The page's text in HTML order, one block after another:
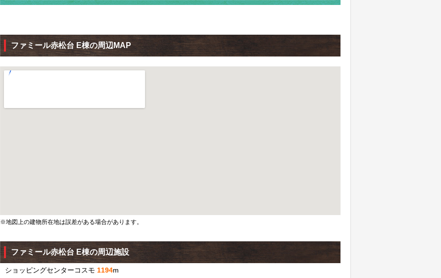
ファミール赤松台 E棟の周辺MAP
※地図上の建物所在地は誤差がある場合があります。
ファミール赤松台 E棟の周辺施設
ショッピングセンターコスモ 1194m